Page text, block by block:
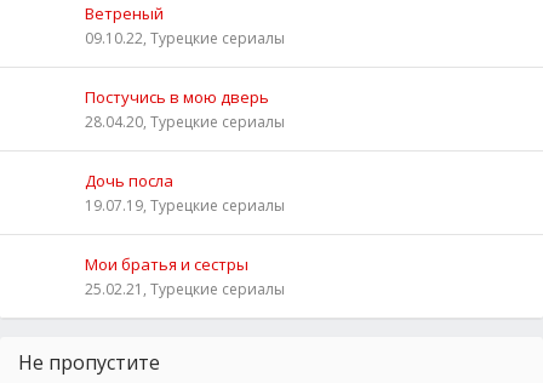
Ветреный
09.10.22, Турецкие сериалы
Постучись в мою дверь
28.04.20, Турецкие сериалы
Дочь посла
19.07.19, Турецкие сериалы
Мои братья и сестры
25.02.21, Турецкие сериалы
Не пропустите